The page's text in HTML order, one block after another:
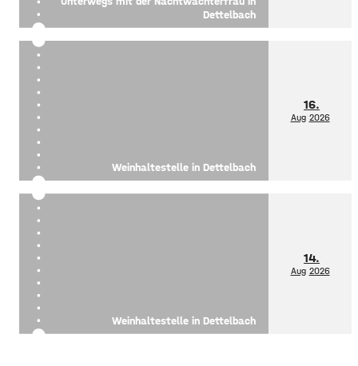
Dettelbach
Weinhaltestelle in Dettelbach
16.
Aug 2026
Weinhaltestelle in Dettelbach
14.
Aug 2026